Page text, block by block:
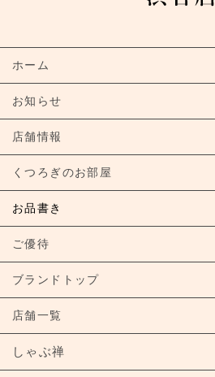
ホーム
お知らせ
店舗情報
くつろぎのお部屋
お品書き
ご優待
ブランドトップ
店舗一覧
しゃぶ禅